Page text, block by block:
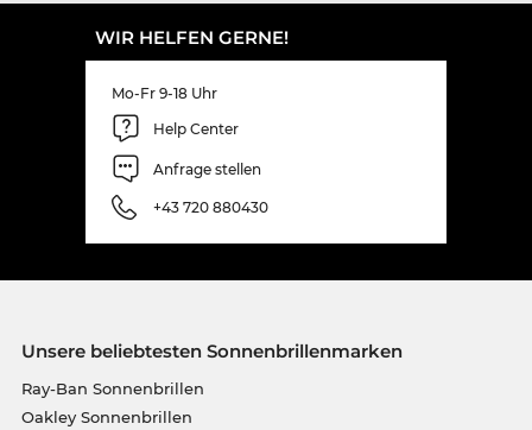
WIR HELFEN GERNE!
Mo-Fr 9-18 Uhr
Help Center
Anfrage stellen
+43 720 880430
Unsere beliebtesten Sonnenbrillenmarken
Ray-Ban Sonnenbrillen
Oakley Sonnenbrillen